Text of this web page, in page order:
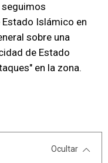
Islámico en
sobre una
de Estado
en la zona.
Ocultar